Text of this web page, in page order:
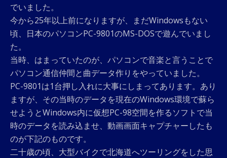
でいました。
今から25年以上前になりますが、まだWindowsもない
頃、日本のパソコンPC-9801のMS-DOSで遊んでいまし
た。
当時、はまっていたのが、パソコンで音楽と言うことで
パソコン通信仲間と曲データ作りをやっていました。
PC-9801は1台押し入れに大事にしまってあります。あり
ますが、その当時のデータを現在のWindows環境で蘇ら
せようとWindows内に仮想PC-98空間を作るソフトで当
時のデータを読み込ませ、動画画面キャプチャーしたも
のが下記のものです。
二十歳の頃、大型バイクで北海道へツーリングをした思